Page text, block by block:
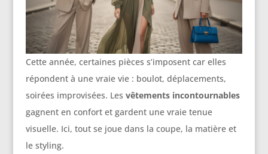
Cette année, certaines pièces s’imposent car elles
répondent à une vraie vie : boulot, déplacements,
soirées improvisées. Les vêtements incontournables
gagnent en confort et gardent une vraie tenue
visuelle. Ici, tout se joue dans la coupe, la matière et
le styling.